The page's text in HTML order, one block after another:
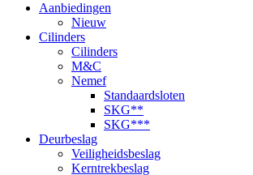
Aanbiedingen
Nieuw
Cilinders
Cilinders
M&C
Nemef
Standaardsloten
SKG**
SKG***
Deurbeslag
Veiligheidsbeslag
Kerntrekbeslag